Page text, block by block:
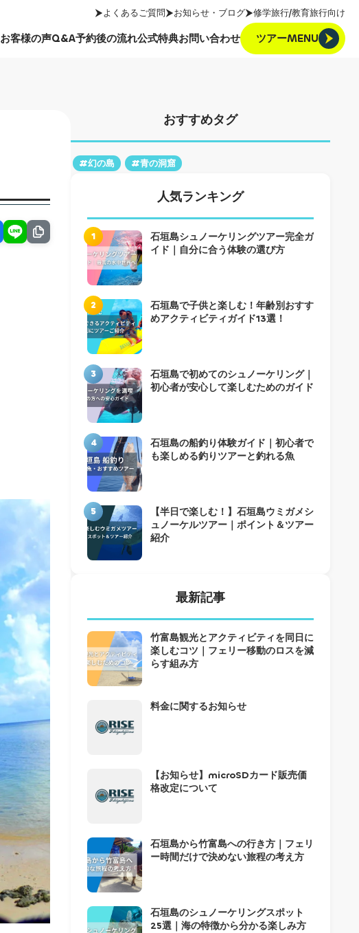
よくあるご質問 お知らせ・ブログ 修学旅行/教育旅行向け
お客様の声Q&A予約後の流れ公式特典お問い合わせ
ツアーMENU
おすすめタグ
#幻の島 #青の洞窟
人気ランキング
1
石垣島シュノーケリングツアー完全ガ
イド｜自分に合う体験の選び方
2
石垣島で子供と楽しむ！年齢別おすす
めアクティビティガイド13選！
3
石垣島で初めてのシュノーケリング｜
初心者が安心して楽しむためのガイド
4
石垣島の船釣り体験ガイド｜初心者で
も楽しめる釣りツアーと釣れる魚
5
【半日で楽しむ！】石垣島ウミガメシ
ュノーケルツアー｜ポイント＆ツアー
紹介
最新記事
竹富島観光とアクティビティを同日に
楽しむコツ｜フェリー移動のロスを減
らす組み方
料金に関するお知らせ
【お知らせ】microSDカード販売価
格改定について
石垣島から竹富島への行き方｜フェリ
ー時間だけで決めない旅程の考え方
石垣島のシュノーケリングスポット
25選｜海の特徴から分かる楽しみ方